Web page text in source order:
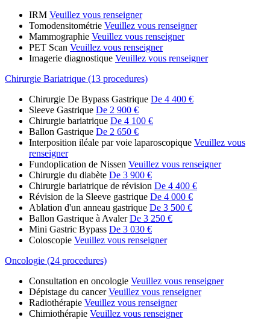
IRM Veuillez vous renseigner
Tomodensitométrie Veuillez vous renseigner
Mammographie Veuillez vous renseigner
PET Scan Veuillez vous renseigner
Imagerie diagnostique Veuillez vous renseigner
Chirurgie Bariatrique (13 procedures)
Chirurgie De Bypass Gastrique De 4 400 €
Sleeve Gastrique De 2 900 €
Chirurgie bariatrique De 4 100 €
Ballon Gastrique De 2 650 €
Interposition iléale par voie laparoscopique Veuillez vous
renseigner
Fundoplication de Nissen Veuillez vous renseigner
Chirurgie du diabète De 3 900 €
Chirurgie bariatrique de révision De 4 400 €
Révision de la Sleeve gastrique De 4 000 €
Ablation d'un anneau gastrique De 3 500 €
Ballon Gastrique à Avaler De 3 250 €
Mini Gastric Bypass De 3 030 €
Coloscopie Veuillez vous renseigner
Oncologie (24 procedures)
Consultation en oncologie Veuillez vous renseigner
Dépistage du cancer Veuillez vous renseigner
Radiothérapie Veuillez vous renseigner
Chimiothérapie Veuillez vous renseigner